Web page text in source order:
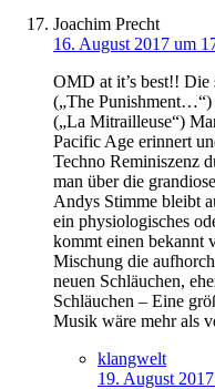
Joachim Precht
16. August 2017 um
OMD at it’s best!! Die
(„The Punishment…“)
(„La Mitrailleuse“)
Pacific Age erinnert
Techno Reminiszenz
man über die
Andys Stimme bleibt
ein physiologisches
kommt einen bekannt
Mischung die
neuen Schläuchen,
Schläuchen – Eine
Musik wäre mehr als
klangwelt
19. August